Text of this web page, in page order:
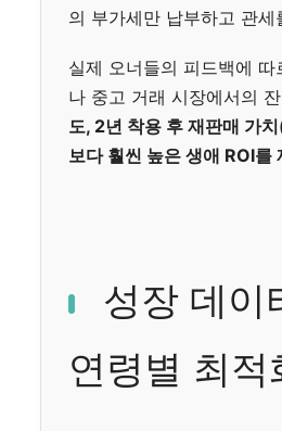
의 부가세만 납부하고 관세
실제 오너들의 피드백에
나 중고 거래 시장에서의
도, 2년 착용 후 재판매 가
보다 훨씬 높은 생애 ROI를
성장 데이
연령별 최